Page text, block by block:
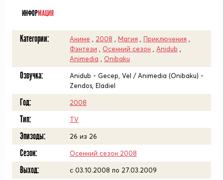
ИНФОРМАЦИЯ
Категории: Аниме 2008 Магия Приключения
Фэнтези
Осенний сезон Anidub
Animedia
Onibaku
Озвучка:
Anidub - Gecep, Vel / Animedia (Onibaku) -
Zendos, Eladiel
Год: 2008
Тип: TV
Эпизоды: 26 из 26
Сезон: Осенний сезон 2008
Выход: c 03.10.2008 по 27.03.2009